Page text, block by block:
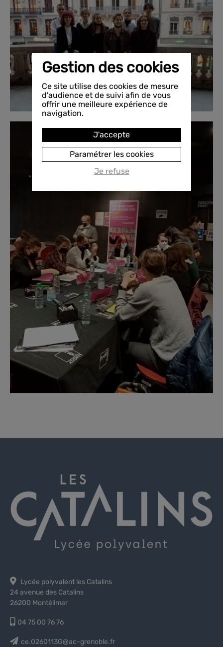
Lycée polyvalent les Catalins
24 avenue des Catalins
26200 Montélimar
04 75 00 76 76
ce.0260113G@ac-grenoble.fr
Gestion des cookies
Ce site utilise des cookies de mesure
d'audience et de suivi afin de vous
offrir une meilleure expérience de
navigation.
J'accepte
Paramétrer les cookies
Je refuse